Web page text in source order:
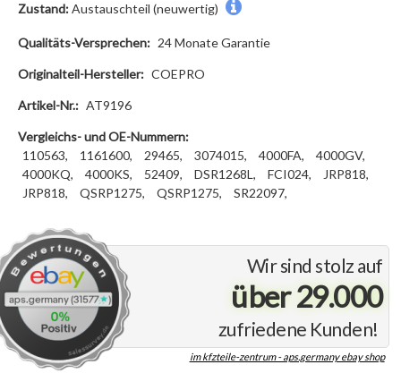
Wir sind stolz auf
über 29.000
zufriedene Kunden!
im kfzteile-zentrum - aps.germany ebay shop
Zustand:Austauschteil (neuwertig)
Qualitäts-Versprechen: 24 Monate Garantie
Originalteil-Hersteller: COEPRO
Artikel-Nr.: AT9196
Vergleichs- und OE-Nummern:
110563,
1161600, 29465, 3074015, 4000FA,
4000GV,
4000KQ,
4000KS, 52409, DSR1268L, FCI024,
JRP818,
JRP818,
QSRP1275, QSRP1275, SR22097,